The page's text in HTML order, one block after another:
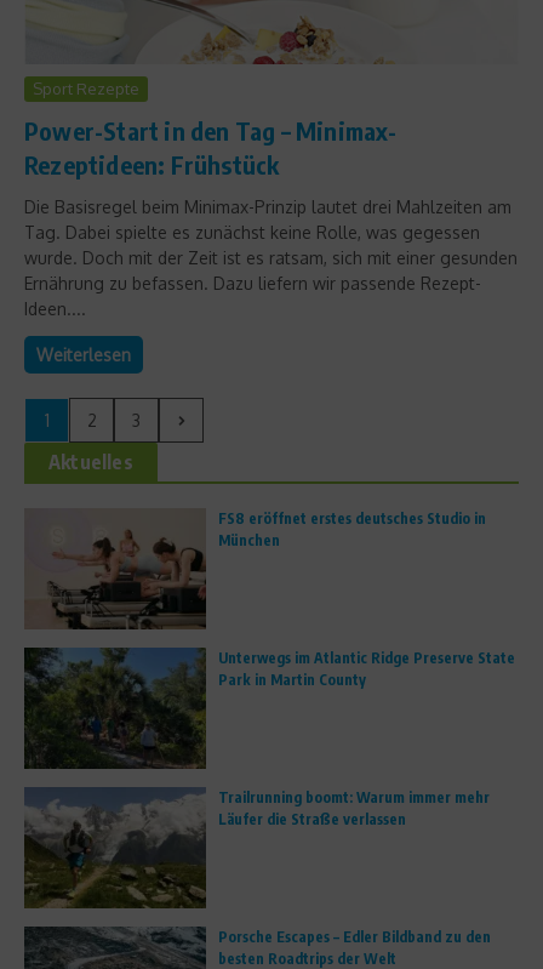
Sport Rezepte
Power-Start in den Tag – Minimax-
Rezeptideen: Frühstück
Die Basisregel beim Minimax-Prinzip lautet drei Mahlzeiten am
Tag. Dabei spielte es zunächst keine Rolle, was gegessen
wurde. Doch mit der Zeit ist es ratsam, sich mit einer gesunden
Ernährung zu befassen. Dazu liefern wir passende Rezept-
Ideen....
Weiterlesen
1 2 3
Aktuelles
FS8 eröffnet erstes deutsches Studio in
München
Unterwegs im Atlantic Ridge Preserve State
Park in Martin County
Trailrunning boomt: Warum immer mehr
Läufer die Straße verlassen
Porsche Escapes – Edler Bildband zu den
besten Roadtrips der Welt